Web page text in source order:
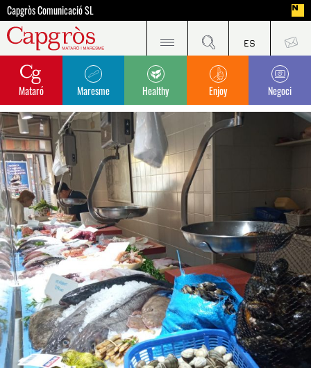
Capgròs Comunicació SL
Mataró Maresme Healthy Enjoy Negoci